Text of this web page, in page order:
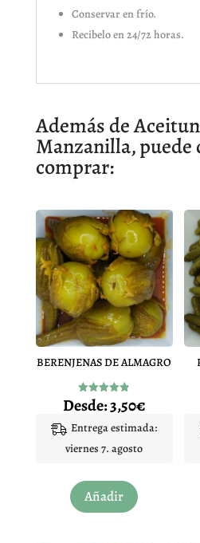
Conservar en frío.
Recibelo en 24/72 horas.
Además de
Manzanilla, puede
comprar:
BERENJENAS DE ALMAGRO
Valorado
con
de 5
Desde:3,50€
Entrega estimada:
viernes 7. agosto
Añadir
producto